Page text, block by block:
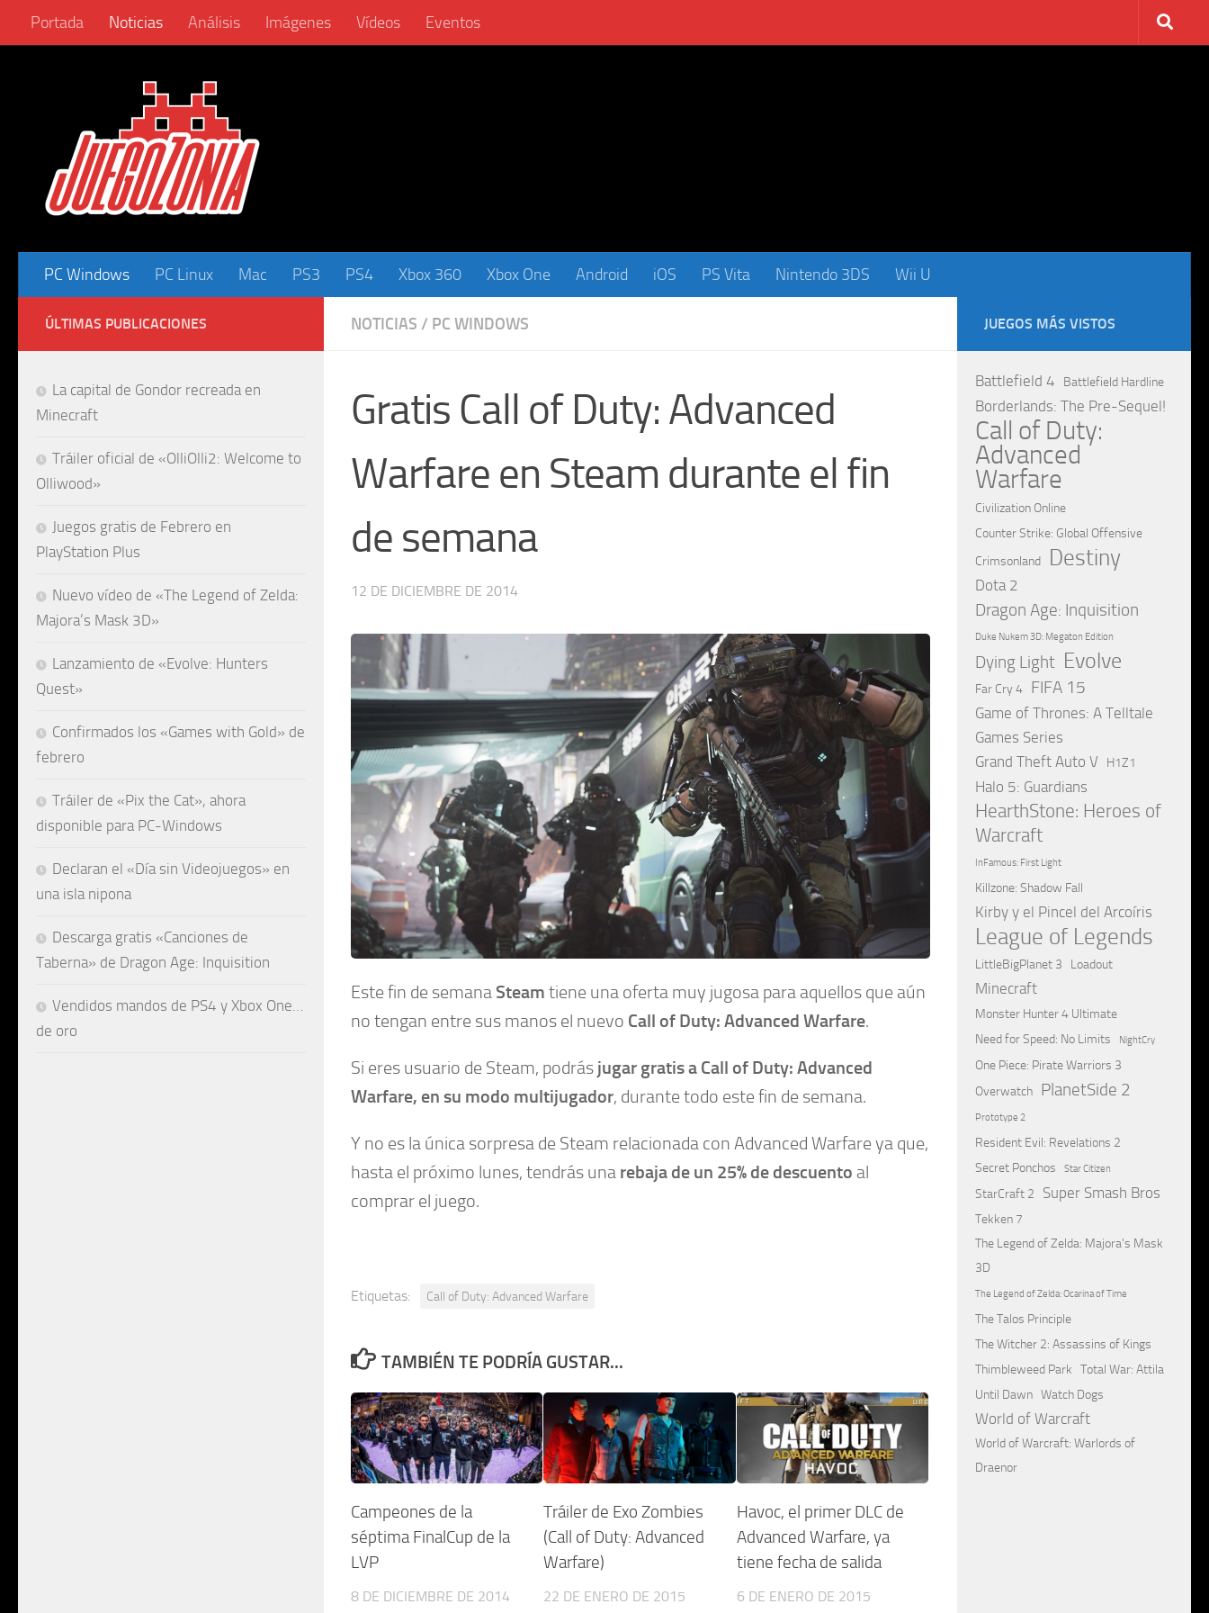
Saltar al contenido
Portada Noticias Análisis Imágenes Vídeos Eventos
PC Windows PC Linux Mac PS3 PS4 Xbox 360 Xbox One Android iOS PS Vita Nintendo 3DS Wii U
NOTICIAS / PC WINDOWS
Gratis Call of Duty: Advanced
Warfare en Steam durante el fin
de semana
12 DE DICIEMBRE DE 2014
Este fin de semana Steam tiene una oferta muy jugosa para aquellos que aún
no tengan entre sus manos el nuevo Call of Duty: Advanced Warfare.
Si eres usuario de Steam, podrás jugar gratis a Call of Duty: Advanced
Warfare, en su modo multijugador, durante todo este fin de semana.
Y no es la única sorpresa de Steam relacionada con Advanced Warfare ya que,
hasta el próximo lunes, tendrás una rebaja de un 25% de descuento al
comprar el juego.
Etiquetas: Call of Duty: Advanced Warfare
TAMBIÉN TE PODRÍA GUSTAR...
Campeones de la
séptima FinalCup de la
LVP
8 DE DICIEMBRE DE 2014
Tráiler de Exo Zombies
(Call of Duty: Advanced
Warfare)
22 DE ENERO DE 2015
Havoc, el primer DLC de
Advanced Warfare, ya
tiene fecha de salida
6 DE ENERO DE 2015
ÚLTIMAS PUBLICACIONES
La capital de Gondor recreada en
Minecraft
Tráiler oficial de «OlliOlli2: Welcome to
Olliwood»
Juegos gratis de Febrero en
PlayStation Plus
Nuevo vídeo de «The Legend of Zelda:
Majora’s Mask 3D»
Lanzamiento de «Evolve: Hunters
Quest»
Confirmados los «Games with Gold» de
febrero
Tráiler de «Pix the Cat», ahora
disponible para PC-Windows
Declaran el «Día sin Videojuegos» en
una isla nipona
Descarga gratis «Canciones de
Taberna» de Dragon Age: Inquisition
Vendidos mandos de PS4 y Xbox One…
de oro
JUEGOS MÁS VISTOS
Battlefield 4 Battlefield Hardline
Borderlands: The Pre-Sequel!
Call of Duty:
Advanced
Warfare
Civilization Online
Counter Strike: Global Offensive
Crimsonland
Destiny
Dota 2
Dragon Age: Inquisition
Duke Nukem 3D: Megaton Edition
Dying Light Evolve
Far Cry 4 FIFA 15
Game of Thrones: A Telltale
Games Series
Grand Theft Auto V H1Z1
Halo 5: Guardians
HearthStone: Heroes of
Warcraft
InFamous: First Light
Killzone: Shadow Fall
Kirby y el Pincel del Arcoíris
League of Legends
LittleBigPlanet 3 Loadout
Minecraft
Monster Hunter 4 Ultimate
Need for Speed: No Limits
NightCry
One Piece: Pirate Warriors 3
Overwatch PlanetSide 2
Prototype 2
Resident Evil: Revelations 2
Secret Ponchos
Star Citizen
StarCraft 2 Super Smash Bros
Tekken 7
The Legend of Zelda: Majora's Mask
3D
The Legend of Zelda: Ocarina of Time
The Talos Principle
The Witcher 2: Assassins of Kings
Thimbleweed Park Total War: Attila
Until Dawn Watch Dogs
World of Warcraft
World of Warcraft: Warlords of
Draenor